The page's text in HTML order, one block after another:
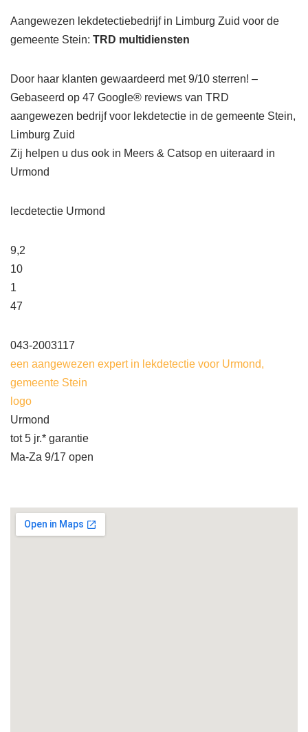
Aangewezen lekdetectiebedrijf in Limburg Zuid voor de
gemeente Stein: TRD multidiensten
Door haar klanten gewaardeerd met 9/10 sterren! –
Gebaseerd op 47 Google® reviews van TRD
aangewezen bedrijf voor lekdetectie in de gemeente Stein,
Limburg Zuid
Zij helpen u dus ook in Meers & Catsop en uiteraard in
Urmond
lecdetectie Urmond
9,2
10
1
47
043-2003117
een aangewezen expert in lekdetectie voor Urmond,
gemeente Stein
logo
Urmond
tot 5 jr.* garantie
Ma-Za 9/17 open